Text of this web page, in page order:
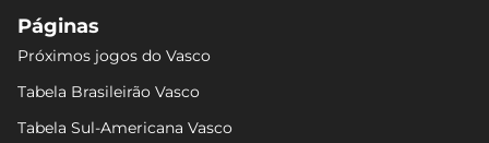
Páginas
Próximos jogos do Vasco
Tabela Brasileirão Vasco
Tabela Sul-Americana Vasco